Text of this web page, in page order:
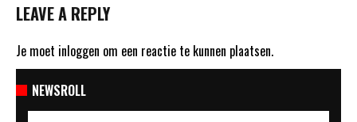
LEAVE A REPLY
Je moet inloggen om een reactie te kunnen plaatsen.
NEWSROLL